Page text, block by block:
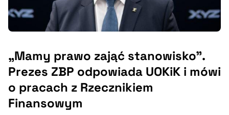
„Mamy prawo zająć stanowisko”.
Prezes ZBP odpowiada UOKiK i mówi
o pracach z Rzecznikiem
Finansowym